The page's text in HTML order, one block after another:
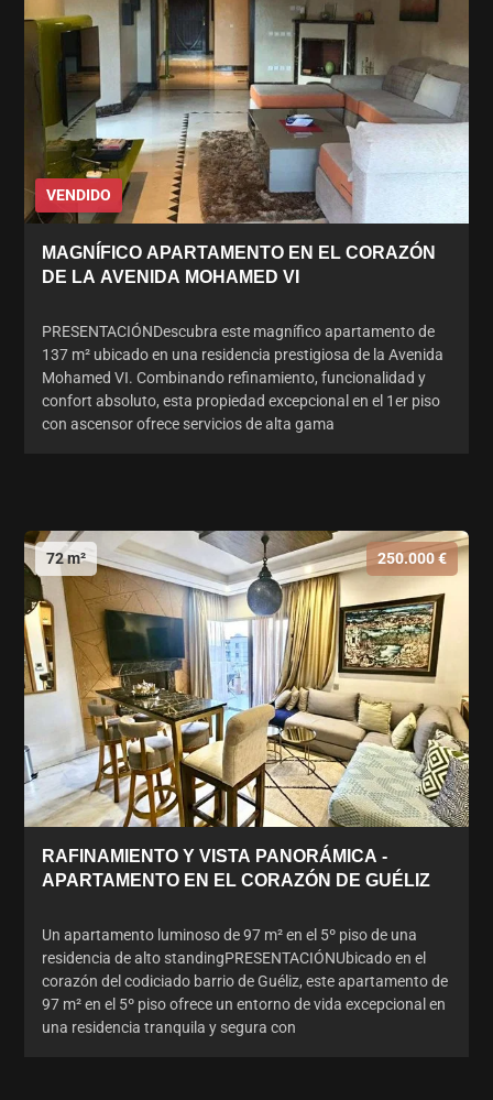
VENDIDO
MAGNÍFICO APARTAMENTO EN EL CORAZÓN
DE LA AVENIDA MOHAMED VI
PRESENTACIÓNDescubra este magnífico apartamento de
137 m² ubicado en una residencia prestigiosa de la Avenida
Mohamed VI. Combinando refinamiento, funcionalidad y
confort absoluto, esta propiedad excepcional en el 1er piso
con ascensor ofrece servicios de alta gama
72 m² 250.000 €
RAFINAMIENTO Y VISTA PANORÁMICA -
APARTAMENTO EN EL CORAZÓN DE GUÉLIZ
Un apartamento luminoso de 97 m² en el 5º piso de una
residencia de alto standingPRESENTACIÓNUbicado en el
corazón del codiciado barrio de Guéliz, este apartamento de
97 m² en el 5º piso ofrece un entorno de vida excepcional en
una residencia tranquila y segura con